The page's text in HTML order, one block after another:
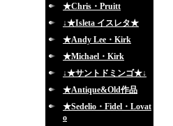
★Chris・Pruitt
↓★Isleta イスレタ★
★Andy Lee・Kirk
★Michael・Kirk
↓★サントドミンゴ★↓
★Antique&Old作品
★Sedelio・Fidel・Lovat
o